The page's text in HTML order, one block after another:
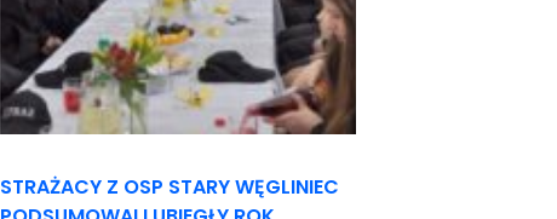
STRAŻACY Z OSP STARY WĘGLINIEC